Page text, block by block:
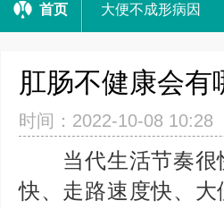
首页 大便不成形病因
肛肠不健康会有
时间：2022-10-08 10:28
当代生活节奏很
快、走路速度快、